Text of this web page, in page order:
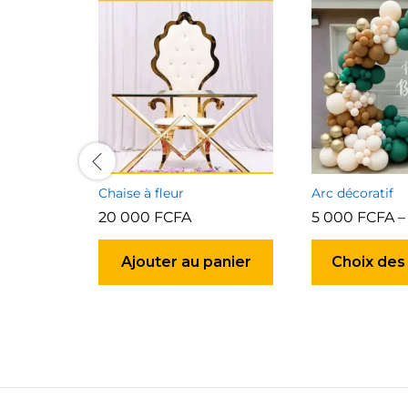
Chaise à fleur
20 000 FCFA
Ajouter au panier
Arc décoratif
5 000 FCFA–
Choix